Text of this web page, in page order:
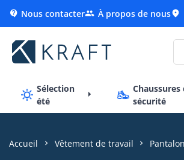
 Nous contacter À propos de nous
Sélection
été
Chaussures
sécurité
Accueil Vêtement de travail